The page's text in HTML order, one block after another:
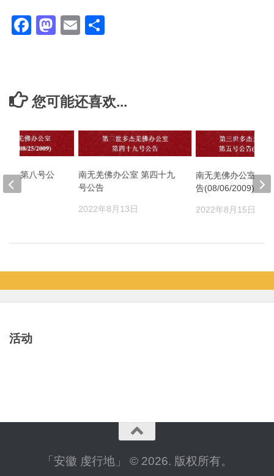
Facebook
Mastodon
Email
您可能还喜欢...
南无羌佛办公室 第四十九
号公告
2022年8月13日
南无羌佛办公室第
告(08/06/2009)
2022年8月15日
公室第八号公
活动
「安徽 虔行地」 © 2026. 版权所有。